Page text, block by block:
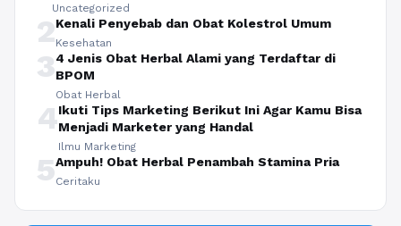
Uncategorized
2Kenali Penyebab dan Obat Kolestrol Umum
Kesehatan
34 Jenis Obat Herbal Alami yang Terdaftar di
BPOM
Obat Herbal
4Ikuti Tips Marketing Berikut Ini Agar Kamu Bisa
Menjadi Marketer yang Handal
Ilmu Marketing
5Ampuh! Obat Herbal Penambah Stamina Pria
Ceritaku